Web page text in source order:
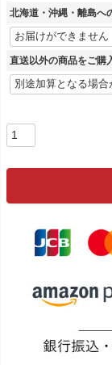
北海道・沖縄・離島へ
直送以外の商品をご購